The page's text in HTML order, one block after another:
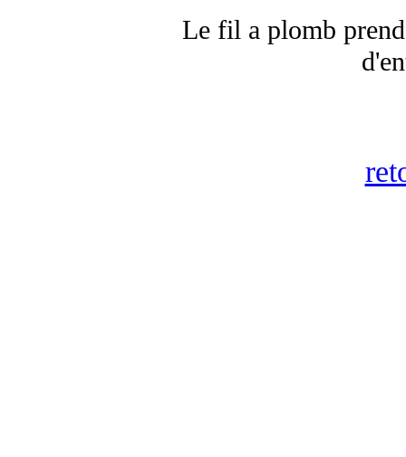
Le fil a plomb